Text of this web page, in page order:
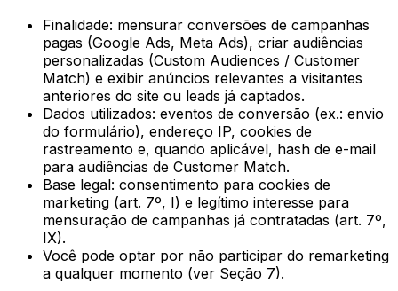
Finalidade: mensurar conversões de campanhas
pagas (Google Ads, Meta Ads), criar audiências
personalizadas (Custom Audiences / Customer
Match) e exibir anúncios relevantes a visitantes
anteriores do site ou leads já captados.
Dados utilizados: eventos de conversão (ex.: envio
do formulário), endereço IP, cookies de
rastreamento e, quando aplicável, hash de e-mail
para audiências de Customer Match.
Base legal: consentimento para cookies de
marketing (art. 7º, I) e legítimo interesse para
mensuração de campanhas já contratadas (art. 7º,
IX).
Você pode optar por não participar do remarketing
a qualquer momento (ver Seção 7).